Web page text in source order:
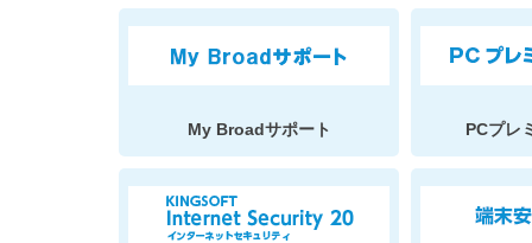
My Broadサポート PCプレ